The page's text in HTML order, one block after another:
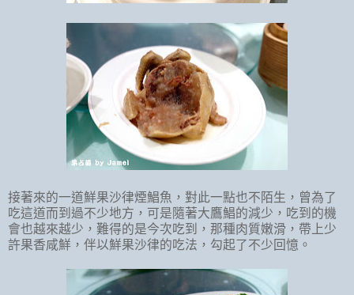
接著來的一道鮮果沙律煙鯧魚，對此一點也不陌生，曾為了
吃這道而到過不少地方，可是隨著大鷹鯧的減少，吃到的機
會也越來越少，難得的是今次吃到，那種肉質嫩滑，帶上少
許果香咸鮮，伴以鮮果沙律的吃法，勾起了不少回憶。